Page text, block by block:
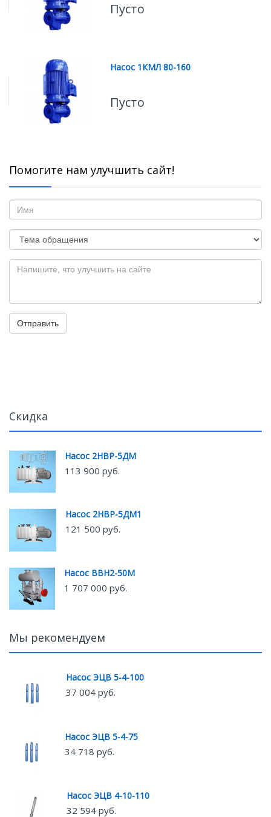
Пусто
Насос 1КМЛ 80-160
Пусто
Помогите нам улучшить сайт!
Отправить
Скидка
Насос 2НВР-5ДМ
113 900 руб.
Насос 2НВР-5ДМ1
121 500 руб.
Насос ВВН2-50М
1 707 000 руб.
Мы рекомендуем
Насос ЭЦВ 5-4-100
37 004 руб.
Насос ЭЦВ 5-4-75
34 718 руб.
Насос ЭЦВ 4-10-110
32 594 руб.